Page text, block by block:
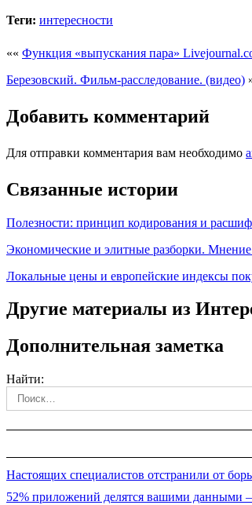
Теги: интересности
«« Функция «выпускания пара»
Березовский. Фильм-расследование. (видео)
Добавить комментарий
Для отправки комментария вам необходимо
Связанные истории
Полезности: принцип кодирования и
Экономические и элитные разборки.
Локальные цены и европейские индексы
Другие материалы из
Дополнительная заметка
Найти:
Настоящих специалистов отстранили от
52% приложений делятся вашими данными